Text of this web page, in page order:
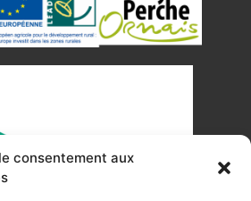
consentement aux